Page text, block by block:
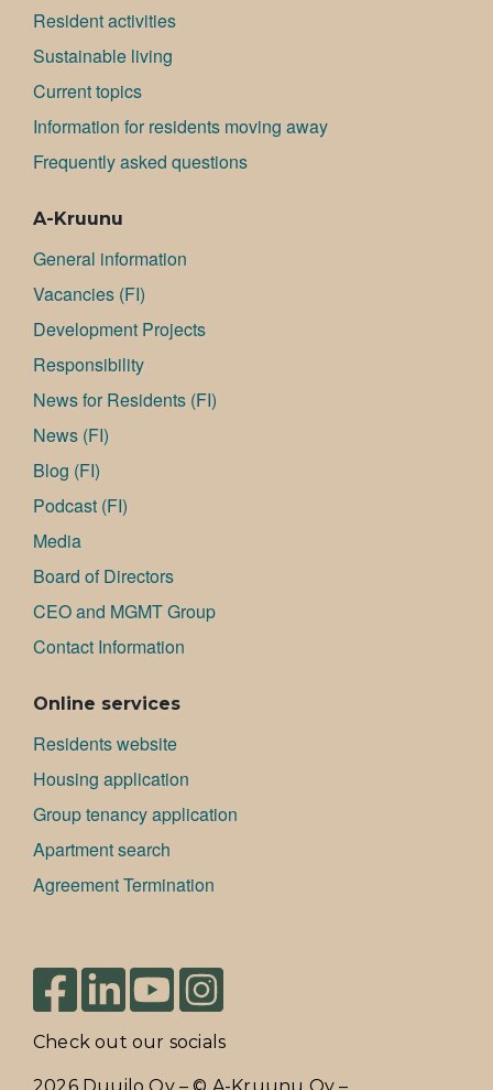
Resident activities
Sustainable living
Current topics
Information for residents moving away
Frequently asked questions
A-Kruunu
General information
Va­can­cies (FI)
Development Projects
Responsibility
News for Residents (FI)
News (FI)
Blog (FI)
Podcast (FI)
Media
Board of Directors
CEO and MGMT Group
Contact Information
Online services
Residents website
Housing application
Group tenancy application
Apartment search
Agreement Termination
Check out our socials